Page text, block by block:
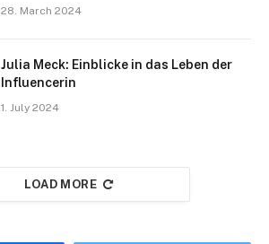
28. March 2024
Julia Meck: Einblicke in das Leben der
Influencerin
1. July 2024
LOAD MORE